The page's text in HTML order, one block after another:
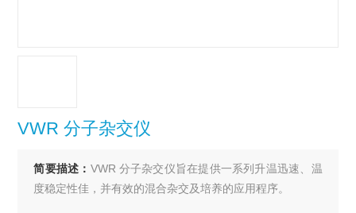
VWR 分子杂交仪
简要描述： VWR 分子杂交仪旨在提供一系列升温迅速、温
度稳定性佳，并有效的混合杂交及培养的应用程序。